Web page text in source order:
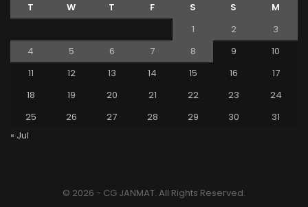
T W T F S S
M
1
2
3
4
5 6 7 8 9
10
11
12 13 14 15 16
17
18
19 20 21 22 23
24
25
26 27 28 29 30
31
« Jul
© 2026 - CG JANMAT. All Rights Reserved.